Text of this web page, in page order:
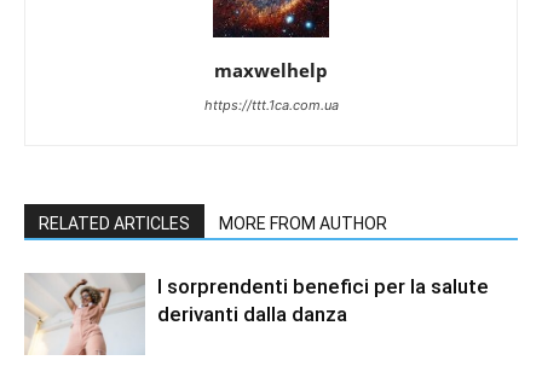
maxwelhelp
https://ttt.1ca.com.ua
RELATED ARTICLES MORE FROM AUTHOR
I sorprendenti benefici per la salute
derivanti dalla danza